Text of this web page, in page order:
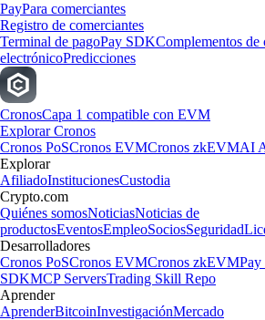
PayPara comerciantes
Registro de comerciantes
Terminal de pagoPay SDKComplementos de
electrónicoPredicciones
CronosCapa 1 compatible con EVM
Explorar Cronos
Cronos PoSCronos EVMCronos zkEVMAI
Explorar
AfiliadoInstitucionesCustodia
Crypto.com
Quiénes somosNoticiasNoticias de
productosEventosEmpleoSociosSeguridad
Desarrolladores
Cronos PoSCronos EVMCronos zkEVM
SDKMCP ServersTrading Skill Repo
Aprender
AprenderBitcoinInvestigaciónMercado